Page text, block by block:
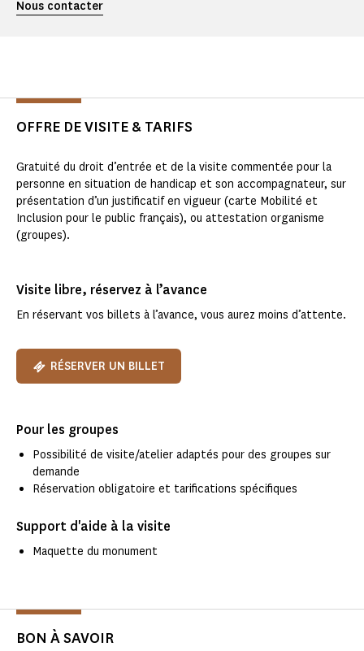
Nous contacter
OFFRE DE VISITE & TARIFS
Gratuité du droit d’entrée et de la visite commentée pour la
personne en situation de handicap et son accompagnateur, sur
présentation d’un justificatif en vigueur (carte Mobilité et
Inclusion pour le public français), ou attestation organisme
(groupes).
Visite libre, réservez à l’avance
En réservant vos billets à l’avance, vous aurez moins d’attente.
RÉSERVER UN BILLET
Pour les groupes
Possibilité de visite/atelier adaptés pour des groupes sur
demande
Réservation obligatoire et tarifications spécifiques
Support d'aide à la visite
Maquette du monument
BON À SAVOIR